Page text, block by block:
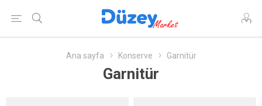
Ana sayfa Konserve Garnitür
Garnitür